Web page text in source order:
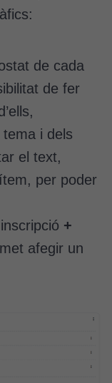
de cada
de fer
i dels
el text,
per poder
+
afegir un